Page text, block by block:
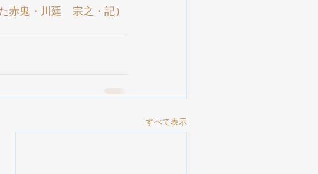
赤鬼・川廷　宗之・記）
すべて表示